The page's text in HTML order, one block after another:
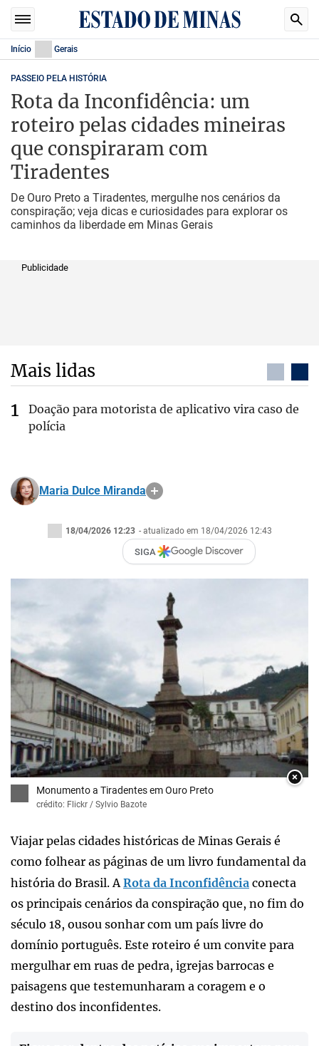
Início Gerais
PASSEIO PELA HISTÓRIA
Rota da Inconfidência: um
roteiro pelas cidades mineiras
que conspiraram com
Tiradentes
De Ouro Preto a Tiradentes, mergulhe nos cenários da
conspiração; veja dicas e curiosidades para explorar os
caminhos da liberdade em Minas Gerais
Publicidade
Mais lidas
Doação para motorista de aplicativo vira caso de
polícia
Maria Dulce Miranda
18/04/2026 12:23 - atualizado em 18/04/2026 12:43
SIGA
×
Monumento a Tiradentes em Ouro Preto
crédito: Flickr / Sylvio Bazote
Viajar pelas cidades históricas de Minas Gerais é
como folhear as páginas de um livro fundamental da
história do Brasil. A Rota da Inconfidência conecta
os principais cenários da conspiração que, no fim do
século 18, ousou sonhar com um país livre do
domínio português. Este roteiro é um convite para
mergulhar em ruas de pedra, igrejas barrocas e
paisagens que testemunharam a coragem e o
destino dos inconfidentes.